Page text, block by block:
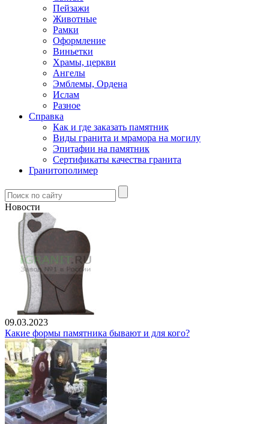
Пейзажи
Животные
Рамки
Оформление
Виньетки
Храмы, церкви
Ангелы
Эмблемы, Ордена
Ислам
Разное
Справка
Как и где заказать памятник
Виды гранита и мрамора на могилу
Эпитафии на памятник
Сертификаты качества гранита
Гранитополимер
Новости
09.03.2023
Какие формы памятника бывают и для кого?